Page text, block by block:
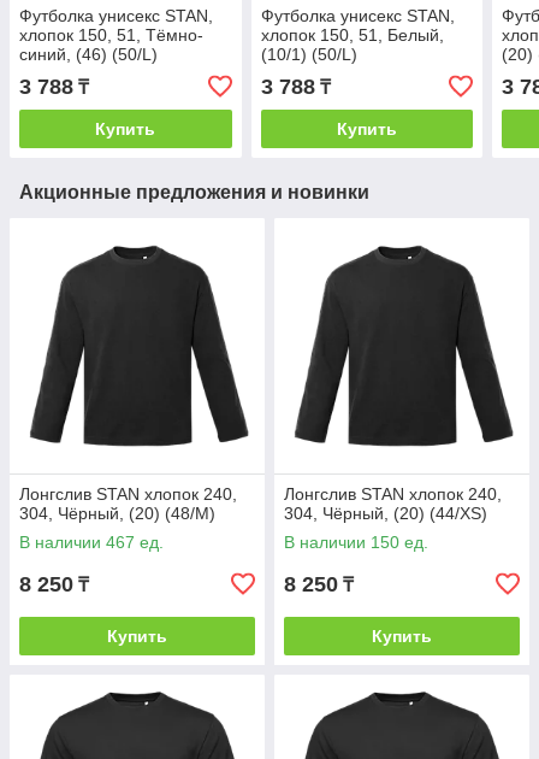
Футболка унисекс STAN,
хлопок 150, 51, Тёмно-
синий, (46) (50/L)
3 788 ₸
Купить
Футболка унисекс STAN,
хлопок 150, 51, Белый,
(10/1) (50/L)
3 788₸
Купить
(20)
3
Акционные предложения и новинки
Лонгслив STAN хлопок 240,
304, Чёрный, (20) (48/M)
В наличии 467 ед.
8 250 ₸
Купить
Лонгслив STAN хлопок 240,
304, Чёрный, (20) (44/XS)
В наличии 150 ед.
8 250 ₸
Купить